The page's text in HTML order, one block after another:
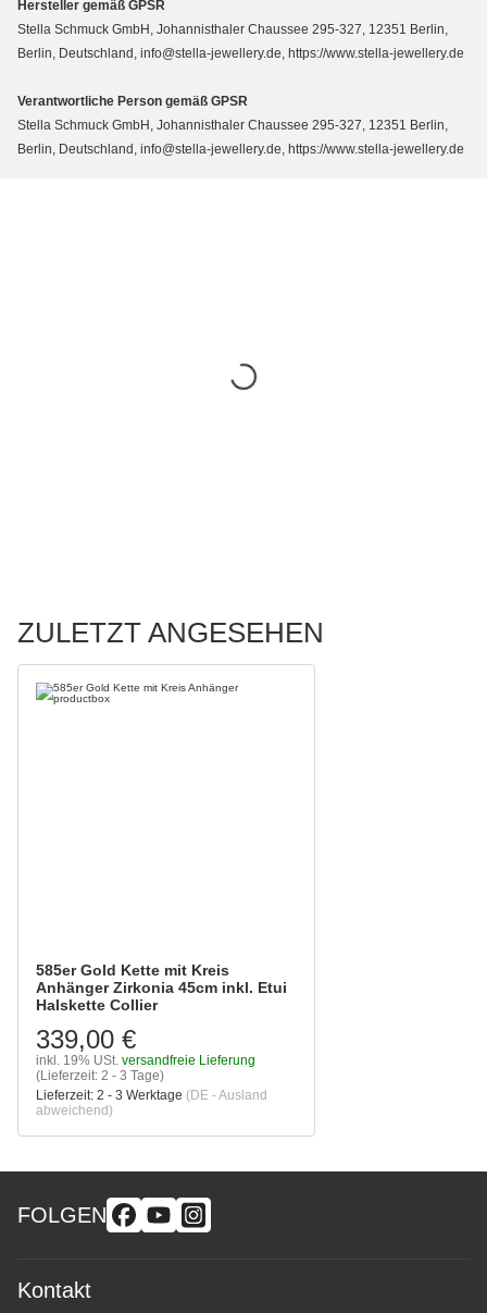
Hersteller gemäß GPSR
Stella Schmuck GmbH, Johannisthaler Chaussee 295-327, 12351 Berlin,
Berlin, Deutschland, info@stella-jewellery.de, https://www.stella-jewellery.de
Verantwortliche Person gemäß GPSR
Stella Schmuck GmbH, Johannisthaler Chaussee 295-327, 12351 Berlin,
Berlin, Deutschland, info@stella-jewellery.de, https://www.stella-jewellery.de
ZULETZT ANGESEHEN
585er Gold Kette mit Kreis
Anhänger Zirkonia 45cm inkl. Etui
Halskette Collier
339,00 €
inkl. 19% USt. versandfreie Lieferung
(Lieferzeit: 2 - 3 Tage)
Lieferzeit: 2 - 3 Werktage (DE - Ausland
abweichend)
FOLGEN
Kontakt